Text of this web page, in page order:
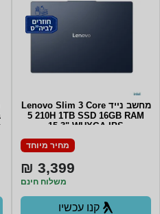
מחשב נייד Lenovo Slim 3 Core
5 210H 1TB SSD 16GB RAM
15.3" WUXGA IPS
TOUCHSCREEN Win11 Backlit
Keyboard COSMIC BLUE 3Y
מחיר מיוחד
3,399 ₪
משלוח חינם
קנו עכשיו